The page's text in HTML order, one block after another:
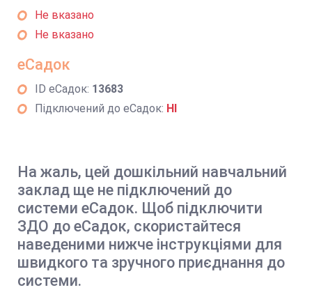
Не вказано
Не вказано
еСадок
ID еСадок: 13683
Підключений до еСадок: НІ
На жаль, цей дошкільний навчальний
заклад ще не підключений до
системи еСадок. Щоб підключити
ЗДО до еСадок, скористайтеся
наведеними нижче інструкціями для
швидкого та зручного приєднання до
системи.